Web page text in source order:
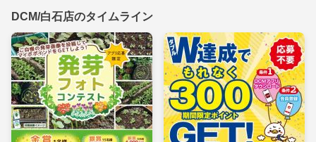
DCM/白石店のタイムライン